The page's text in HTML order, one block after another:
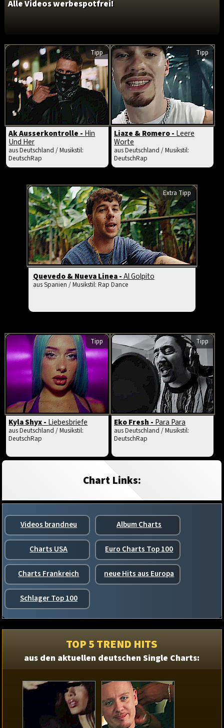
Alle Videos werbespotfrei!
Tipp
Ak Ausserkontrolle - Hin
Und Her
aus Deutschland / Musikstil:
DeutschRap
Tipp
Liaze & Romero - Leere
Worte
aus Deutschland / Musikstil:
DeutschRap
Extra Tipp
Quevedo & Nueva Linea -Al Golpito
aus Spanien / Musikstil: Rap Dance
Tipp
Kyla Shyx -Liebesbriefe
aus Deutschland / Musikstil:
DeutschRap
Tipp
Eko Fresh -Para Para
aus Deutschland / Musikstil:
DeutschRap
Chart Links:
Videos brandneu Album Charts
Charts USA Euro Charts Top 100
Charts Frankreich neue Hits aus Europa
Schlager Top 100
TOP 5 TREND HITS
aus den aktuellen deutschen Single Charts: